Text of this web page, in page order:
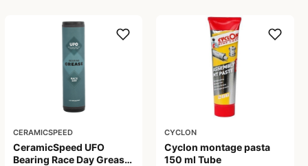
CERAMICSPEED
CeramicSpeed UFO
Bearing Race Day Grease
CYCLON
Cyclon montage pasta
150 ml Tube